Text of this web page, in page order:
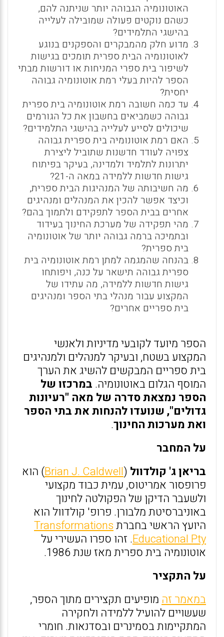
האוטונומיה הגבוהה יותר שניתנה להם,
כשהם נוקטים פעולה שמובילה לעלייה
בהישגי התלמידים?
מדוע חלק מהמבקרים והספקנים בנוגע
לאוטונומיה הבית ספרית תומכים בגישות
לשיפור בית ספרי המניחות או דורשות מבתי
הספר להיות בעלי רמת אוטונומיה גבוהה
יחסית?
עד כמה חשובה רמת אוטונומיה בית ספרית
גבוהה כשמביאים בחשבון את כל הגורמים
שיכולים לסייע לעלייה בהישגי התלמידים?
האם רמת אוטונומיה בית ספרית גבוהה
צפויה לעודד חדשנות שתוביל ליצירת
יתרונות לתלמיד ולמדינה, בעיקר בפיתוח
גישות חדשות ללמידה במאה ה-21?
מה חשיבותה של המנהיגות הבית ספרית,
וכיצד אפשר להכין את המנהלים ומנהיגים
אחרים בבית הספר לתפקידם ולתמוך בהם?
מהי תפקידה של מערכת החינוך בעידוד
ובתמיכה ברמה גבוהה יותר של אוטונומיה
בית ספרית?
בהנחה שהמגמה למתן רמת אוטונומיה בית
ספרית גבוהה תישאר על כנה, ויפותחו
גישות חדשות ללמידה, מה עתידו של
המקצוע עבור מנהלי בתי הספר ומנהיגים
בית ספריים אחרים?
הספר מיועד לקובעי מדיניות ולאנשי
המקצוע בשטח, ובעיקר למנהלים ולמנהיגים
בית ספריים המבקשים להשיג את הערך
המוסף הגלום באוטונומיה. במרכזו של
הספר נמצאת סדרה של מאה "רעיונות
גדולים", שנועדו להנחות את בתי הספר
ואת מערכות החינוך.
על המחבר
בריאן ג' קולדוול (
Brian J. Caldwell) הוא
פרופסור אמריטוס, עמית כבוד מקצועי
ולשעבר הדיקן של הפקולטה לחינוך
באוניברסיטת מלבורן. פרופ' קולדוול הוא
היועץ הראשי בחברתTransformations
Educational Pty. זהו ספרו העשירי על
אוטונומיה בית ספרית מאז שנת 1986.
על התקציר
במאמר זה מופיעים תקצירים מתוך הספר,
שעשויים להועיל ללמידה ולחקירה
המתקיימות בסמינרים ובסדנאות. חומרי